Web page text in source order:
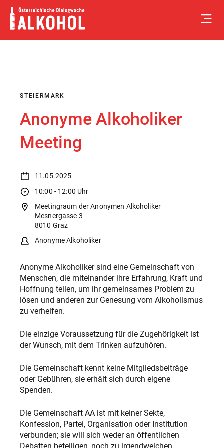
Skip
content
STEIERMARK
Anonyme Alkoholiker
Meeting
11.05.2025
10:00 - 12:00 Uhr
Meetingraum der Anonymen Alkoholiker
Mesnergasse 3
8010 Graz
Anonyme Alkoholiker
Anonyme Alkoholiker sind eine Gemeinschaft von
Menschen, die miteinander ihre Erfahrung, Kraft und
Hoffnung teilen, um ihr gemeinsames Problem zu
lösen und anderen zur Genesung vom Alkoholismus
zu verhelfen.
Die einzige Voraussetzung für die Zugehörigkeit ist
der Wunsch, mit dem Trinken aufzuhören.
Die Gemeinschaft kennt keine Mitgliedsbeiträge
oder Gebühren, sie erhält sich durch eigene
Spenden.
Die Gemeinschaft AA ist mit keiner Sekte,
Konfession, Partei, Organisation oder Institution
verbunden; sie will sich weder an öffentlichen
Debatten beteiligen, noch zu irgendwelchen